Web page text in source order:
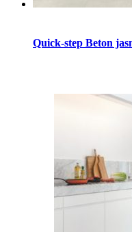
Quick-step Beton